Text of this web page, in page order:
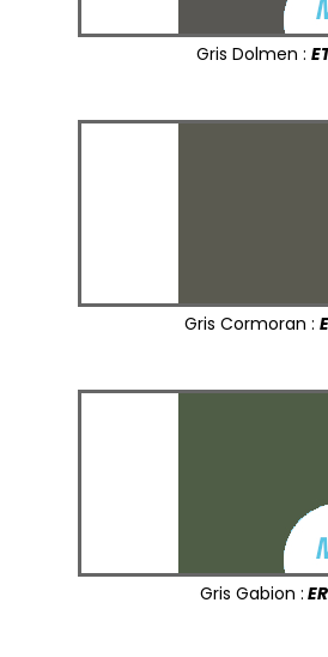
Gris Dolmen :
Gris Cormoran :
Gris Gabion :